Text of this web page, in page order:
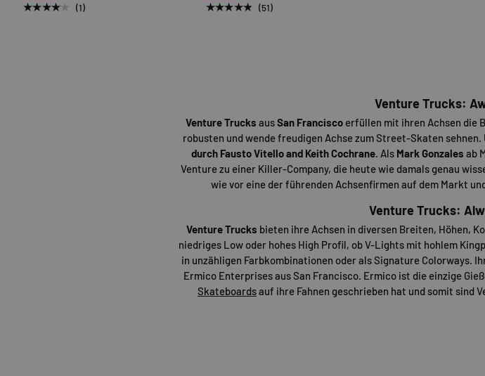
★★★★★ (1) ★★★★★ (51)
Venture Trucks:
Venture Trucks ausSan Francisco erfüllen mit ihren Achsen die
robusten und wende freudigen Achse zum Street-Skaten
durch Fausto Vitello and Keith Cochrane. Als Mark Gonzales ab
Venture zu einer Killer-Company, die heute wie damals genau
wie vor eine der führenden Achsenfirmen auf dem Markt
Venture Trucks:
Venture Trucks bieten ihre Achsen in diversen Breiten, Höhen,
niedriges Low oder hohes High Profil, ob V-Lights mit hohlem
in unzähligen Farbkombinationen oder als Signature Colorways.
Ermico Enterprises aus San Francisco. Ermico ist die einzige
Skateboardsauf ihre Fahnen geschrieben hat und somit sind